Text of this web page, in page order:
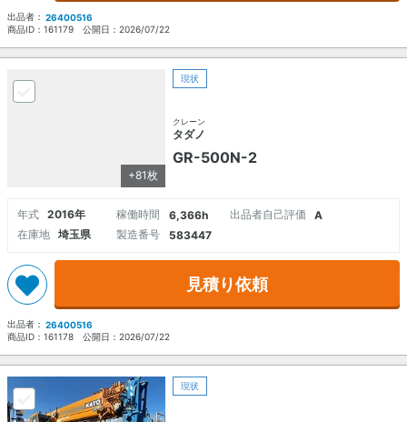
出品者： 26400516
商品ID： 161179 公開日： 2026/07/22
+81枚
現状
クレーン
タダノ
GR-500N-2
年式 2016年 稼働時間 6,366h 出品者自己評価
A
在庫地
埼玉県 製造番号 583447
見積り依頼
出品者： 26400516
商品ID： 161178 公開日： 2026/07/22
現状